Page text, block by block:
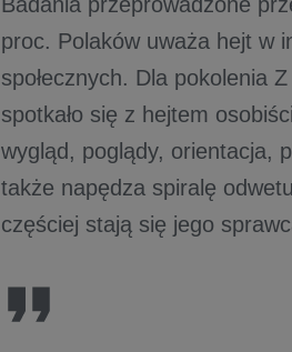
proc. Polaków uważa hejt w
społecznych. Dla pokolenia
spotkało się z hejtem
wygląd, poglądy, orientacja,
także napędza spiralę
częściej stają się jego